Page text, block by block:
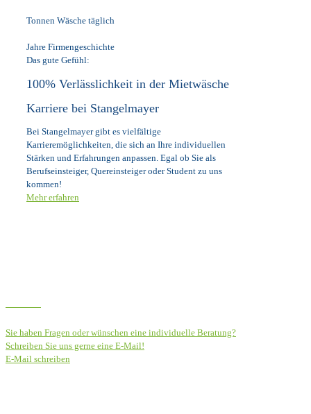
Tonnen Wäsche täglich
Jahre Firmengeschichte
Das gute Gefühl:
100% Verlässlichkeit in der Mietwäsche
Karriere bei Stangelmayer
Bei Stangelmayer gibt es vielfältige
Karrieremöglichkeiten, die sich an Ihre individuellen
Stärken und Erfahrungen anpassen. Egal ob Sie als
Berufseinsteiger, Quereinsteiger oder Student zu uns
kommen!
Mehr erfahren
Sie haben Fragen oder wünschen eine individuelle Beratung?
Schreiben Sie uns gerne eine E-Mail!
E-Mail schreiben